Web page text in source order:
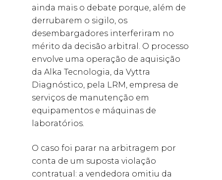
ainda mais o debate porque, além de
derrubarem o sigilo, os
desembargadores interferiram no
mérito da decisão arbitral. O processo
envolve uma operação de aquisição
da Alka Tecnologia, da Vyttra
Diagnóstico, pela LRM, empresa de
serviços de manutenção em
equipamentos e máquinas de
laboratórios.
O caso foi parar na arbitragem por
conta de um suposta violação
contratual: a vendedora omitiu da